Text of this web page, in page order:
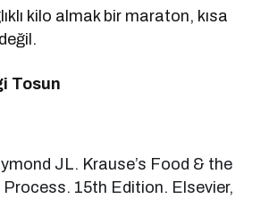
kilo almak bir maraton, kısa
Tosun
JL. Krause’s Food & the
15th Edition. Elsevier,